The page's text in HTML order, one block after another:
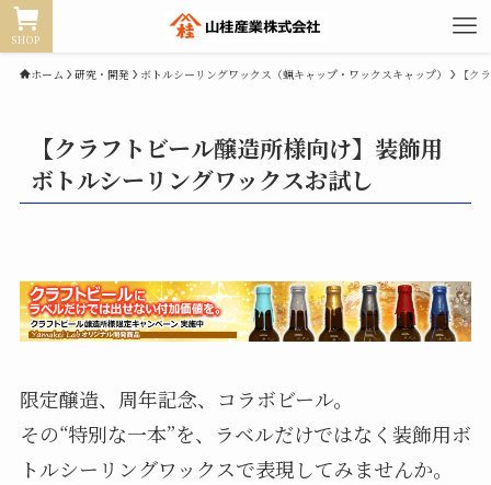
SHOP
ホーム 研究・開発 ボトルシーリングワックス（蝋キャップ・ワックスキャップ） 【ク
【クラフトビール醸造所様向け】装飾用
ボトルシーリングワックスお試し
限定醸造、周年記念、コラボビール。
その“特別な一本”を、ラベルだけではなく装飾用ボ
トルシーリングワックスで表現してみませんか。